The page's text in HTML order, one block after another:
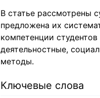
В статье рассмотрены
предложена их
компетенции
деятельностные,
методы.
Ключевые слова